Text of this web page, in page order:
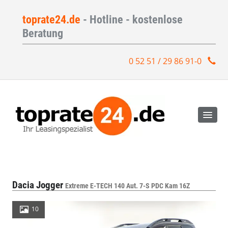
toprate24.de - Hotline - kostenlose
Beratung
0 52 51 / 29 86 91-0
Dacia Jogger Extreme E-TECH 140 Aut. 7-S PDC Kam 16Z
10